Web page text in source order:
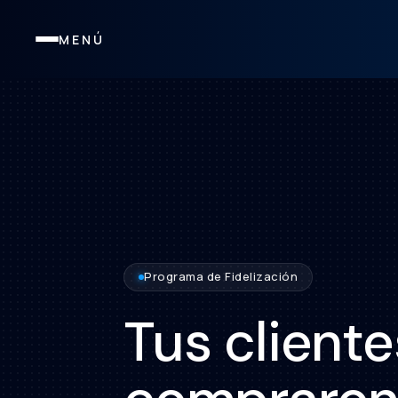
MENÚ
Programa de Fidelización
Tus